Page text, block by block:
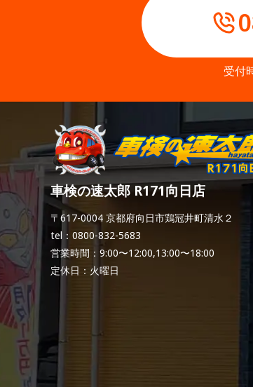
受付
車検の速太郎 R171向日店
〒617-0004 京都府向日市鶏冠井町清水２
tel：0800-832-5683
営業時間：9:00〜12:00,13:00〜18:00
定休日：火曜日